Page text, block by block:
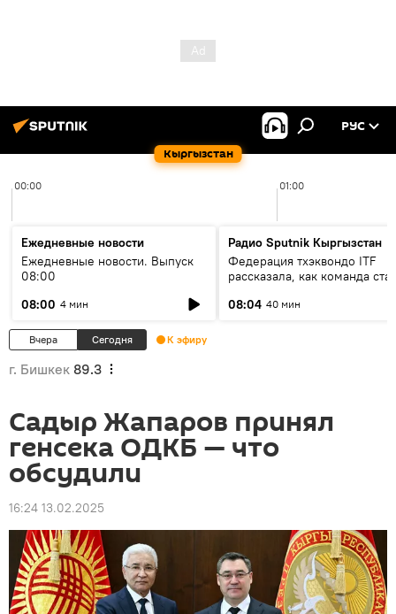
Кыргызстан
РУС
00:00 01:00
Ежедневные новости
Ежедневные новости. Выпуск
08:00
08:00 4 мин
Радио Sputnik Кыргызстан
Федерация тхэквондо ITF
рассказала, как команда
08:04 40 мин
Вчера Сегодня К эфиру
г. Бишкек 89.3
Садыр Жапаров принял
генсека ОДКБ — что
обсудили
16:24 13.02.2025